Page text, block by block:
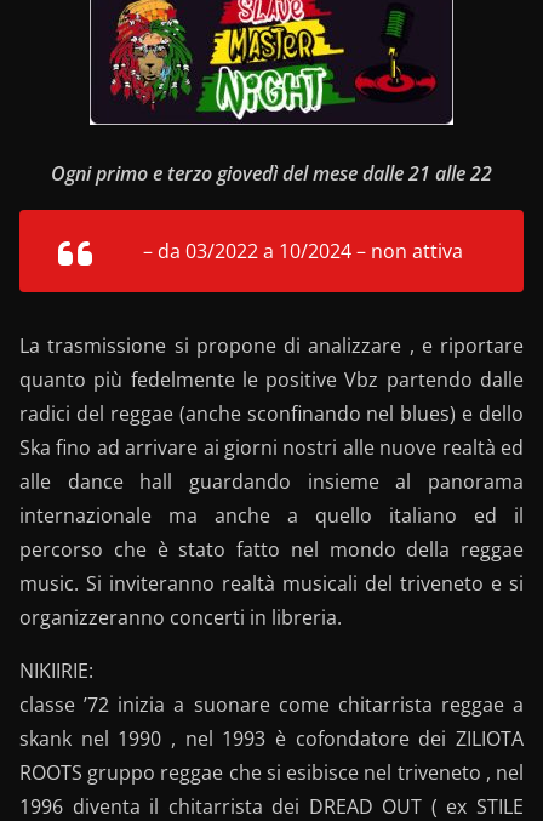
Ogni primo e terzo giovedì del mese dalle 21 alle 22
– da 03/2022 a 10/2024 – non attiva
La trasmissione si propone di analizzare , e riportare
quanto più fedelmente le positive Vbz partendo dalle
radici del reggae (anche sconfinando nel blues) e dello
Ska fino ad arrivare ai giorni nostri alle nuove realtà ed
alle dance hall guardando insieme al panorama
internazionale ma anche a quello italiano ed il
percorso che è stato fatto nel mondo della reggae
music. Si inviteranno realtà musicali del triveneto e si
organizzeranno concerti in libreria.
NIKIIRIE:
classe ’72 inizia a suonare come chitarrista reggae a
skank nel 1990 , nel 1993 è cofondatore dei ZILIOTA
ROOTS gruppo reggae che si esibisce nel triveneto , nel
1996 diventa il chitarrista dei DREAD OUT ( ex STILE